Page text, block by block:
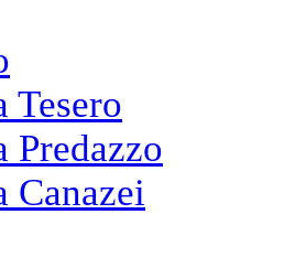
Tesero
Predazzo
Canazei